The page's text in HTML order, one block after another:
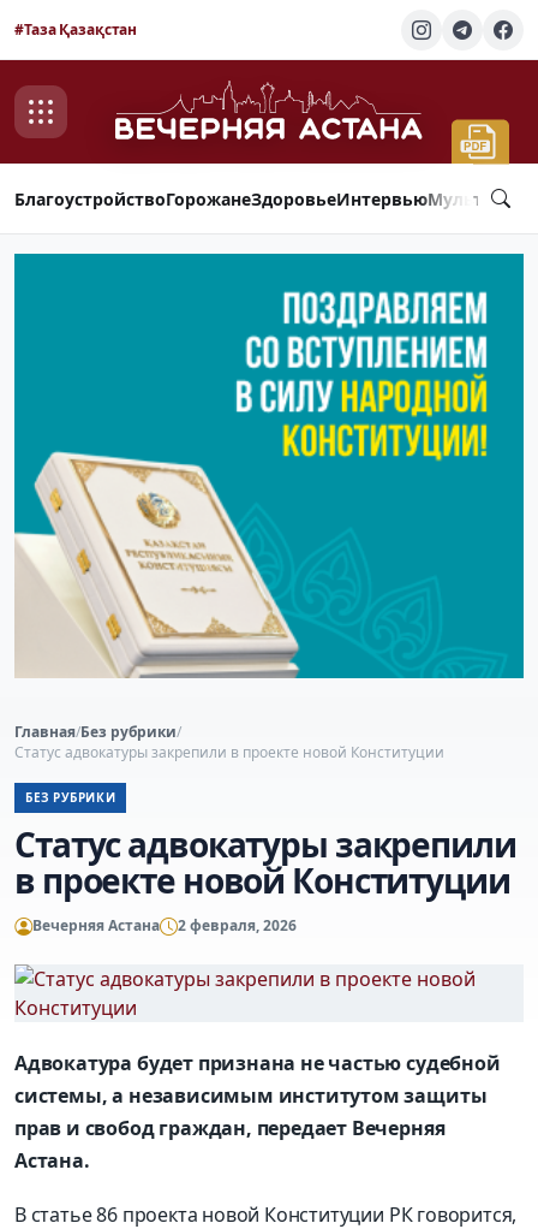
#Таза Қазақстан
БлагоустройствоГорожанеЗдоровьеИнтервью
Главная/Без рубрики/
Статус адвокатуры закрепили в проекте новой Конституции
БЕЗ РУБРИКИ
Статус адвокатуры закрепили
в проекте новой Конституции
Вечерняя Астана 2 февраля, 2026
Адвокатура будет признана не частью судебной
системы, а независимым институтом защиты
прав и свобод граждан, передает Вечерняя
Астана.
В статье 86 проекта новой Конституции РК говорится,